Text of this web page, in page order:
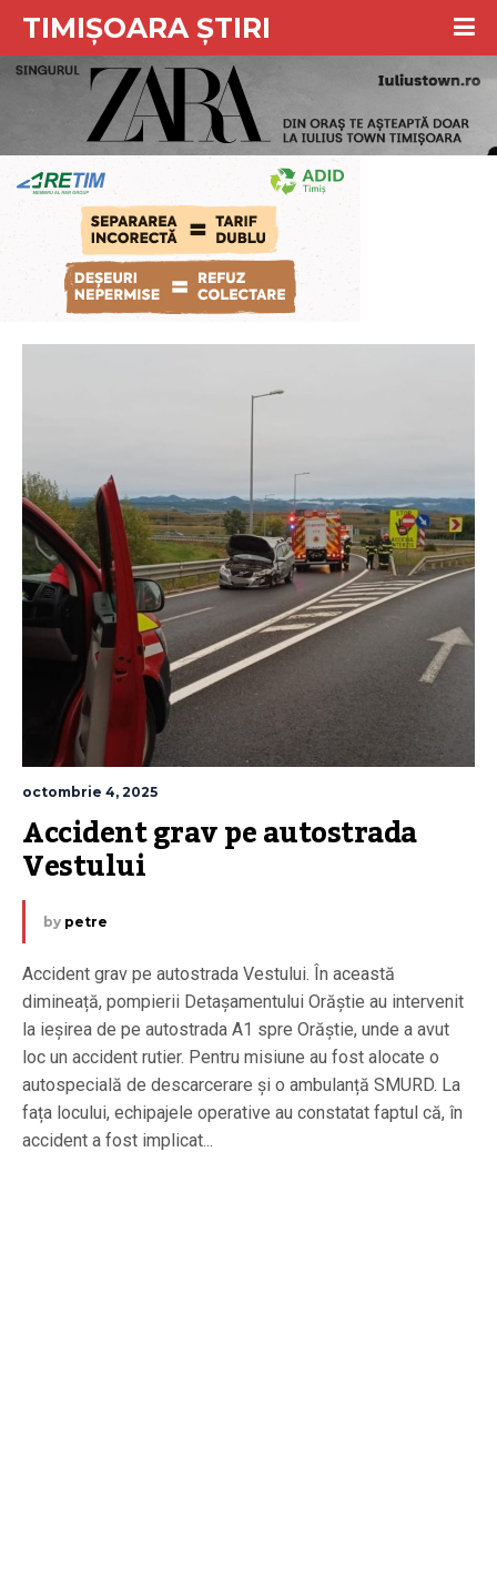
TIMIȘOARA ȘTIRI
octombrie 4, 2025
Accident grav pe autostrada
Vestului
by petre
Accident grav pe autostrada Vestului. În această
dimineață, pompierii Detașamentului Orăștie au intervenit
la ieșirea de pe autostrada A1 spre Orăștie, unde a avut
loc un accident rutier. Pentru misiune au fost alocate o
autospecială de descarcerare și o ambulanță SMURD. La
fața locului, echipajele operative au constatat faptul că, în
accident a fost implicat...